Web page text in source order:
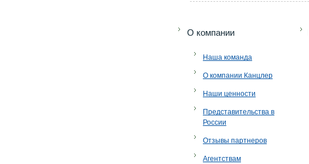
O компании
Наша команда
О компании Канцлер
Наши ценности
Представительства в
России
Отзывы партнеров
Агентствам